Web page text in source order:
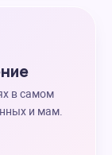
в самом
и мам.